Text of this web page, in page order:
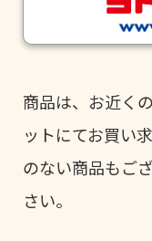
商品は、お近く
ットにてお買い
のない商品もご
さい。